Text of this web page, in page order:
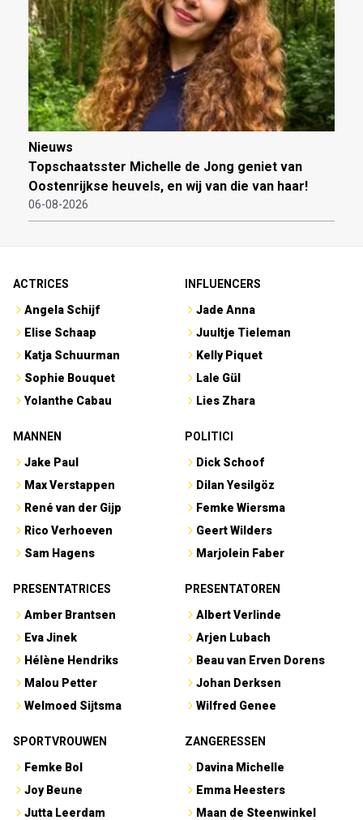
Nieuws
Topschaatsster Michelle de Jong geniet van
Oostenrijkse heuvels, en wij van die van haar!
06-08-2026
ACTRICES
Angela Schijf
Elise Schaap
Katja Schuurman
Sophie Bouquet
Yolanthe Cabau
INFLUENCERS
Jade Anna
Juultje Tieleman
Kelly Piquet
Lale Gül
Lies Zhara
MANNEN
Jake Paul
Max Verstappen
René van der Gijp
Rico Verhoeven
Sam Hagens
POLITICI
Dick Schoof
Dilan Yesilgöz
Femke Wiersma
Geert Wilders
Marjolein Faber
PRESENTATRICES
Amber Brantsen
Eva Jinek
Hélène Hendriks
Malou Petter
Welmoed Sijtsma
PRESENTATOREN
Albert Verlinde
Arjen Lubach
Beau van Erven Dorens
Johan Derksen
Wilfred Genee
SPORTVROUWEN
Femke Bol
Joy Beune
Jutta Leerdam
ZANGERESSEN
Davina Michelle
Emma Heesters
Maan de Steenwinkel